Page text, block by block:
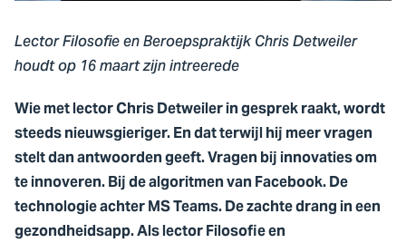
Lector Filosofie en Beroepspraktijk Chris Detweiler
houdt op 16 maart zijn intreerede
Wie met lector Chris Detweiler in gesprek raakt, wordt
steeds nieuwsgieriger. En dat terwijl hij meer vragen
stelt dan antwoorden geeft. Vragen bij innovaties om
te innoveren. Bij de algoritmen van Facebook. De
technologie achter MS Teams. De zachte drang in een
gezondheidsapp. Als lector Filosofie en